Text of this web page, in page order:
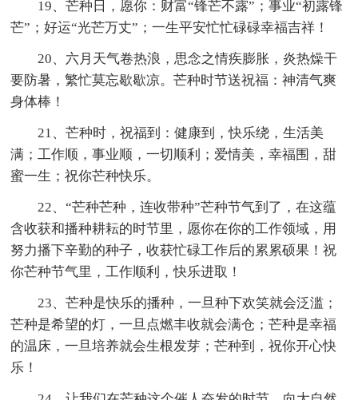
19、芒种日，愿你：财富“锋芒不露”；事业“初露锋
芒”；好运“光芒万丈”；一生平安忙忙碌碌幸福吉祥！
20、六月天气卷热浪，思念之情疾膨胀，炎热燥干
要防暑，繁忙莫忘歇歇凉。芒种时节送祝福：神清气爽
身体棒！
21、芒种时，祝福到：健康到，快乐绕，生活美
满；工作顺，事业顺，一切顺利；爱情美，幸福围，甜
蜜一生；祝你芒种快乐。
22、“芒种芒种，连收带种”芒种节气到了，在这蕴
含收获和播种耕耘的时节里，愿你在你的工作领域，用
努力播下辛勤的种子，收获忙碌工作后的累累硕果！祝
你芒种节气里，工作顺利，快乐进取！
23、芒种是快乐的播种，一旦种下欢笑就会泛滥；
芒种是希望的灯，一旦点燃丰收就会满仓；芒种是幸福
的温床，一旦培养就会生根发芽；芒种到，祝你开心快
乐！